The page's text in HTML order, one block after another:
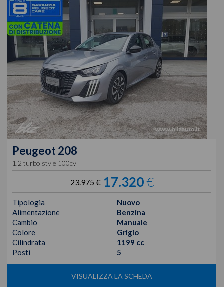
Peugeot 208
1.2 turbo style 100cv
23.975 € 17.320€
Tipologia
Nuovo
Alimentazione
Benzina
Cambio
Manuale
Colore
Grigio
Cilindrata
1199 cc
Posti
5
VISUALIZZA LA SCHEDA